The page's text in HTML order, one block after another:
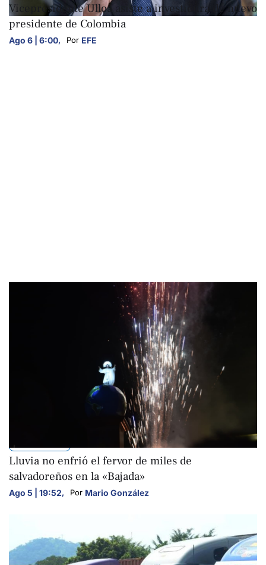
Vicepresidente Ulloa asiste a investidura de nuevo
presidente de Colombia
Ago 6 | 6:00, Por EFE
Lluvia no enfrió el fervor de miles de
salvadoreños en la «Bajada»
Ago 5 | 19:52, Por Mario González